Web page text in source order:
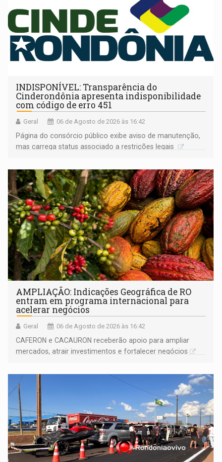
INDISPONÍVEL: Transparência do
Cinderondônia apresenta indisponibilidade
com código de erro 451
Geral 06 de Agosto de 2026 às 16:42
Página do consórcio público exibe aviso de manutenção,
mas carrega status associado a restrições legais
AMPLIAÇÃO: Indicações Geográfica de RO
entram em programa internacional para
acelerar negócios
Geral 06 de Agosto de 2026 às 16:42
CAFERON e CACAURON receberão apoio para ampliar
mercados, atrair investimentos e fortalecer negócios